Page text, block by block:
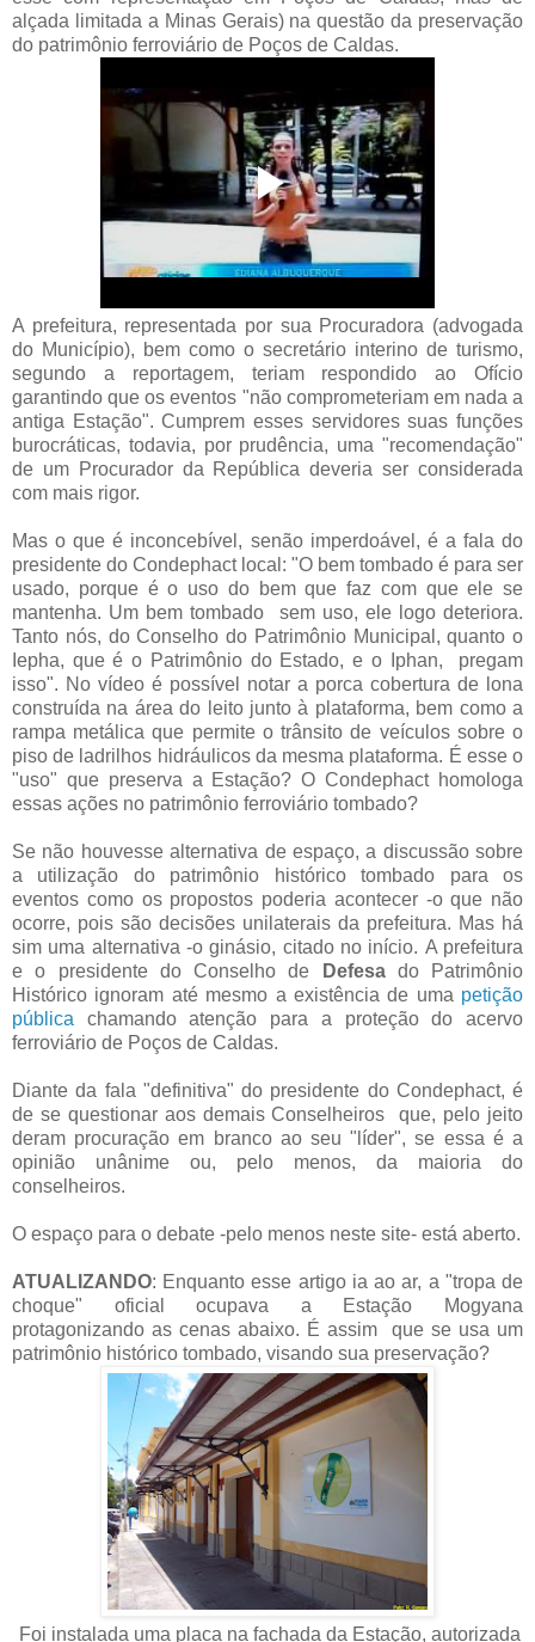
alçada limitada a Minas Gerais) na questão da preservação
do patrimônio ferroviário de Poços de Caldas.
A prefeitura, representada por sua Procuradora (advogada
do Município), bem como o secretário interino de turismo,
segundo a reportagem, teriam respondido ao Ofício
garantindo que os eventos "não comprometeriam em nada a
antiga Estação". Cumprem esses servidores suas funções
burocráticas, todavia, por prudência, uma "recomendação"
de um Procurador da República deveria ser considerada
com mais rigor.
Mas o que é inconcebível, senão imperdoável, é a fala do
presidente do Condephact local: "O bem tombado é para ser
usado, porque é o uso do bem que faz com que ele se
mantenha. Um bem tombado sem uso, ele logo deteriora.
Tanto nós, do Conselho do Patrimônio Municipal, quanto o
Iepha, que é o Patrimônio do Estado, e o Iphan, pregam
isso". No vídeo é possível notar a porca cobertura de lona
construída na área do leito junto à plataforma, bem como a
rampa metálica que permite o trânsito de veículos sobre o
piso de ladrilhos hidráulicos da mesma plataforma. É esse o
"uso" que preserva a Estação? O Condephact homologa
essas ações no patrimônio ferroviário tombado?
Se não houvesse alternativa de espaço, a discussão sobre
a utilização do patrimônio histórico tombado para os
eventos como os propostos poderia acontecer -o que não
ocorre, pois são decisões unilaterais da prefeitura. Mas há
sim uma alternativa -o ginásio, citado no início. A prefeitura
e o presidente do Conselho de
Defesado Patrimônio
Histórico ignoram até mesmo a existência de uma petição
pública chamando atenção para a proteção do acervo
ferroviário de Poços de Caldas.
Diante da fala "definitiva" do presidente do Condephact, é
de se questionar aos demais Conselheiros que, pelo jeito
deram procuração em branco ao seu "líder", se essa é a
opinião unânime ou, pelo menos, da maioria do
conselheiros.
O espaço para o debate -pelo menos neste site- está aberto.
ATUALIZANDO: Enquanto esse artigo ia ao ar, a "tropa de
choque" oficial ocupava a Estação Mogyana
protagonizando as cenas abaixo. É assim que se usa um
patrimônio histórico tombado, visando sua preservação?
Foi instalada uma placa na fachada da Estação, autorizada